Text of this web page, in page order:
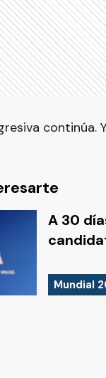
continúa.
A 30
Mundial